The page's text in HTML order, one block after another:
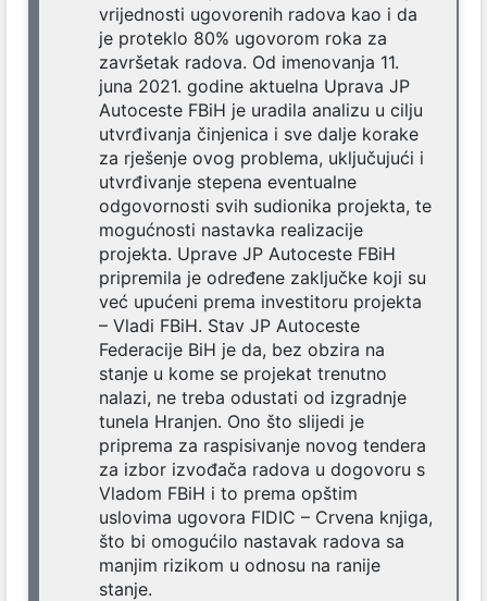
vrijednosti ugovorenih radova kao i da
je proteklo 80% ugovorom roka za
završetak radova. Od imenovanja 11.
juna 2021. godine aktuelna Uprava JP
Autoceste FBiH je uradila analizu u cilju
utvrđivanja činjenica i sve dalje korake
za rješenje ovog problema, uključujući i
utvrđivanje stepena eventualne
odgovornosti svih sudionika projekta, te
mogućnosti nastavka realizacije
projekta. Uprave JP Autoceste FBiH
pripremila je određene zaključke koji su
već upućeni prema investitoru projekta
– Vladi FBiH. Stav JP Autoceste
Federacije BiH je da, bez obzira na
stanje u kome se projekat trenutno
nalazi, ne treba odustati od izgradnje
tunela Hranjen. Ono što slijedi je
priprema za raspisivanje novog tendera
za izbor izvođača radova u dogovoru s
Vladom FBiH i to prema opštim
uslovima ugovora FIDIC – Crvena knjiga,
što bi omogućilo nastavak radova sa
manjim rizikom u odnosu na ranije
stanje.